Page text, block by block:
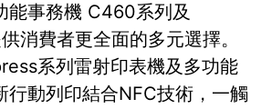
能事務機 C460系列及
消費者更全面的多元選擇。
系列雷射印表機及多功能
行動列印結合NFC技術，一觸